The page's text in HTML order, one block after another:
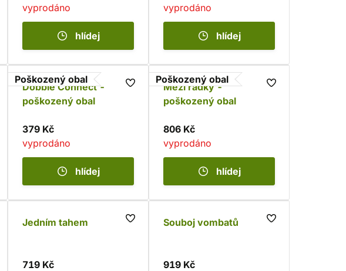
vyprodáno
hlídej
vyprodáno
hlídej
Poškozený obal
Dobble Connect -
poškozený obal
379 Kč
vyprodáno
hlídej
Poškozený obal
Mezi řádky -
poškozený obal
806 Kč
vyprodáno
hlídej
Jedním tahem
719 Kč
Souboj vombatů
919 Kč